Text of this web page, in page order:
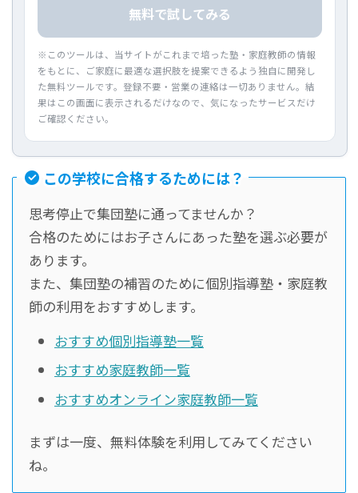
無料で試してみる
※このツールは、当サイトがこれまで培った塾・家庭教師の情報
をもとに、ご家庭に最適な選択肢を提案できるよう独自に開発し
た無料ツールです。登録不要・営業の連絡は一切ありません。結
果はこの画面に表示されるだけなので、気になったサービスだけ
ご確認ください。
この学校に合格するためには？
思考停止で集団塾に通ってませんか？
合格のためにはお子さんにあった塾を選ぶ必要が
あります。
また、集団塾の補習のために個別指導塾・家庭教
師の利用をおすすめします。
おすすめ個別指導塾一覧
おすすめ家庭教師一覧
おすすめオンライン家庭教師一覧
まずは一度、無料体験を利用してみてください
ね。